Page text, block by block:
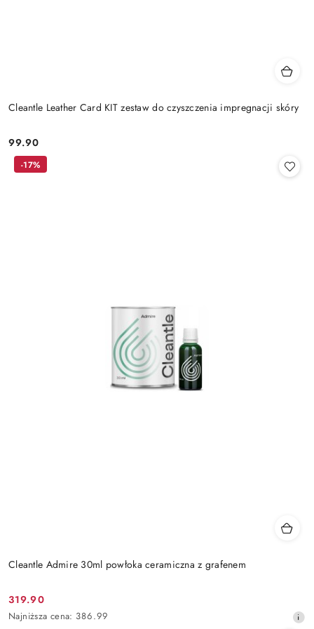
Cleantle Leather Card KIT zestaw do czyszczenia impregnacji skóry
Cena:
99.90
Cleantle Admire 30ml powłoka ceramiczna z grafenem
Cena
promocyjna:
319.90
Najniższa
Najniższa cena: 386.99
-17%